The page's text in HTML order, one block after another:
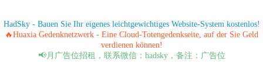
HadSky - Bauen Sie Ihr eigenes leichtgewichtiges Website-System kostenlos!
🔥Huaxia Gedenknetzwerk - Eine Cloud-Totengedenkseite, auf der Sie Geld
verdienen können!
📢月广告位招租，联系微信：hadsky，备注：广告位